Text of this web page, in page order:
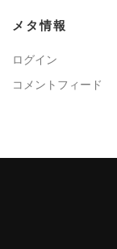
メタ情報
ログイン
コメントフィード